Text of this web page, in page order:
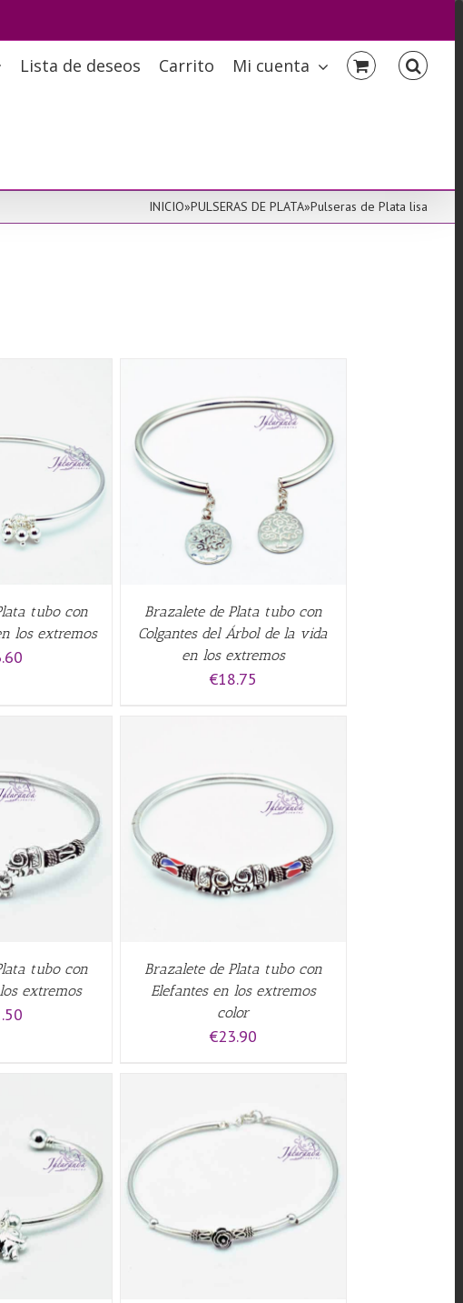
Lista de deseos Carrito Mi cuenta
INICIO»PULSERAS DE PLATA»Pulseras de Plata lisa
tubo con
los extremos
QUICK
Brazalete de Plata tubo con
Colgantes del Árbol de la vida
en los extremos
€18.75
tubo con
extremos
QUICK
Brazalete de Plata tubo con
Elefantes en los extremos
color
€23.90